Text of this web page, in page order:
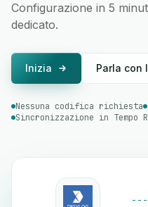
Configurazione in 5
dedicato.
Inizia Parla con
Nessuna codifica richiesta
Sincronizzazione in Tempo